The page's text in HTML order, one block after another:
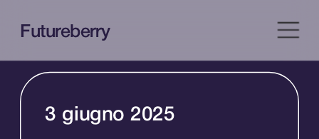
Futureberry
3 giugno 2025